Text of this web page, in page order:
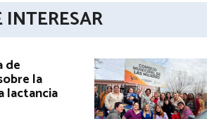
INTERESAR
de
la
lactancia